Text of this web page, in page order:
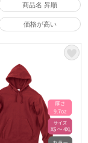
商品名 昇順
価格が高い